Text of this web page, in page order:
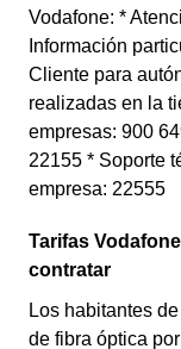
Vodafone: *
Información
Cliente para
realizadas en la
empresas: 900
22155 * Soporte
empresa: 22555
Tarifas
contratar
Los habitantes
de fibra óptica